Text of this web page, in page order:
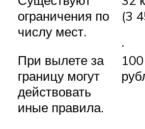
ограничения по
числу мест.
При вылете за
границу могут
действовать
иные правила.
(3
·